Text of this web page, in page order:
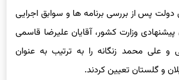
پس از بررسی برنامه ها و سوابق اجرایی
پیشنهادی وزارت کشور، آقایان علیرضا قاسمی
و علی محمد زنگانه را به ترتیب به عنوان
و گلستان تعیین کردند.